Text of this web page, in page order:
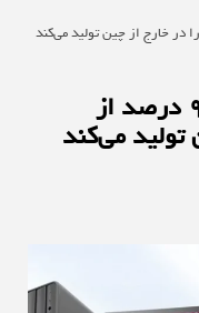
اچ‌پی تا اکتبر 2025 حدود 90 درصد از
می‌کند